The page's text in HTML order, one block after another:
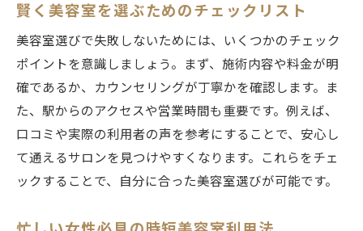
賢く美容室を選ぶためのチェックリスト
美容室選びで失敗しないためには、いくつかのチェック
ポイントを意識しましょう。まず、施術内容や料金が明
確であるか、カウンセリングが丁寧かを確認します。ま
た、駅からのアクセスや営業時間も重要です。例えば、
口コミや実際の利用者の声を参考にすることで、安心し
て通えるサロンを見つけやすくなります。これらをチェ
ックすることで、自分に合った美容室選びが可能です。